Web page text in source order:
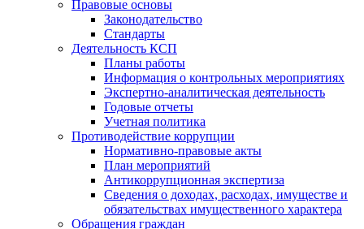
Правовые основы
Законодательство
Стандарты
Деятельность КСП
Планы работы
Информация о контрольных мероприятиях
Экспертно-аналитическая деятельность
Годовые отчеты
Учетная политика
Противодействие коррупции
Нормативно-правовые акты
План мероприятий
Антикоррупционная экспертиза
Сведения о доходах, расходах, имуществе и
обязательствах имущественного характера
Обращения граждан